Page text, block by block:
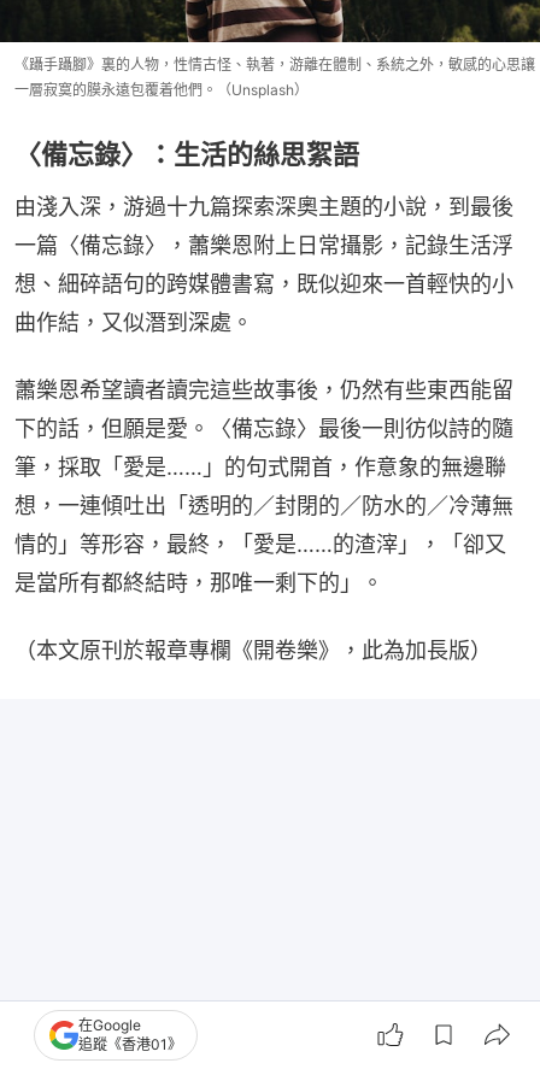
《躡手躡腳》裏的人物，性情古怪、執著，游離在體制、系統之外，敏感的心思讓
一層寂寞的膜永遠包覆着他們。（Unsplash）
〈備忘錄〉：生活的絲思絮語
由淺入深，游過十九篇探索深奧主題的小說，到最後
一篇〈備忘錄〉，蕭樂恩附上日常攝影，記錄生活浮
想、細碎語句的跨媒體書寫，既似迎來一首輕快的小
曲作結，又似潛到深處。
蕭樂恩希望讀者讀完這些故事後，仍然有些東西能留
下的話，但願是愛。〈備忘錄〉最後一則彷似詩的隨
筆，採取「愛是……」的句式開首，作意象的無邊聯
想，一連傾吐出「透明的／封閉的／防水的／冷薄無
情的」等形容，最終，「愛是……的渣滓」，「卻又
是當所有都終結時，那唯一剩下的」。
（本文原刊於報章專欄《開卷樂》，此為加長版）
在Google
追蹤《香港01》